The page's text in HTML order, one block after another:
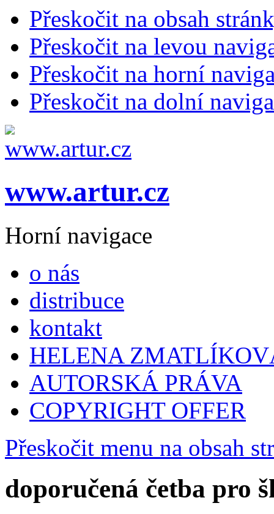
Přeskočit na obsah
Přeskočit na levou
Přeskočit na horní
Přeskočit na dolní
www.artur.cz
Horní navigace
o nás
distribuce
kontakt
HELENA
AUTORSKÁ PRÁVA
COPYRIGHT OFFER
Přeskočit menu na obsah
doporučená četba pro